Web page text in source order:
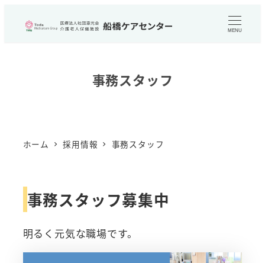
MENU
事務スタッフ
ホーム 採用情報 事務スタッフ
事務スタッフ募集中
明るく元気な職場です。